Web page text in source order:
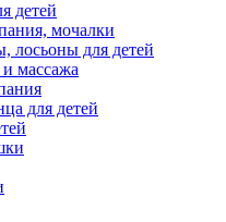
детей
мочалки
лосьоны для детей
массажа
для детей